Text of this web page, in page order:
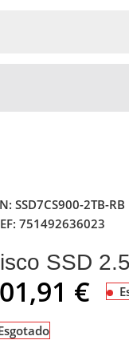
SSD7CS900-2TB-RB
751492636023
SSD
€